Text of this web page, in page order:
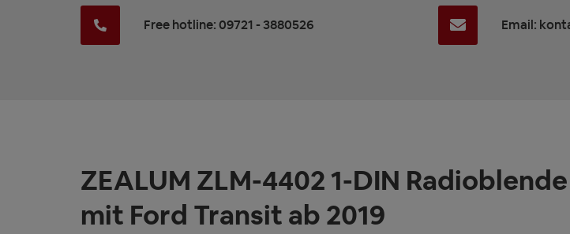
Free hotline: 09721 - 3880526 Email:
ZEALUM ZLM-4402 1-DIN
mit Ford Transit ab 2019